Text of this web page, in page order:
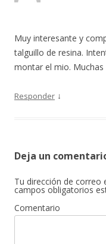
Muy interesante y
talguillo de resina.
montar el mio. Muchas
Responder ↓
Deja un
Tu dirección de correo
campos obligatorios
Comentario